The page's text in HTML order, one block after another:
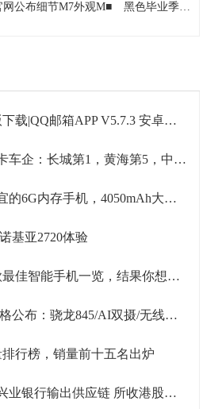
网公布细节M7外观M■ 黑色毕业季 八款最适合学生使用的手机荐
箱APP V5.7.3 安卓最新版 下载_当下软件园
长城第1，黄海第5，中兴第8，大乘第10
存手机，4050mAh大电池售价1098!
基亚2720体验
智能手机一览，结果你想象不到
布：骁龙845/AI双摄/无线快充
行榜，销量前十五名出炉
输出供应链 所收港股定名民商创科